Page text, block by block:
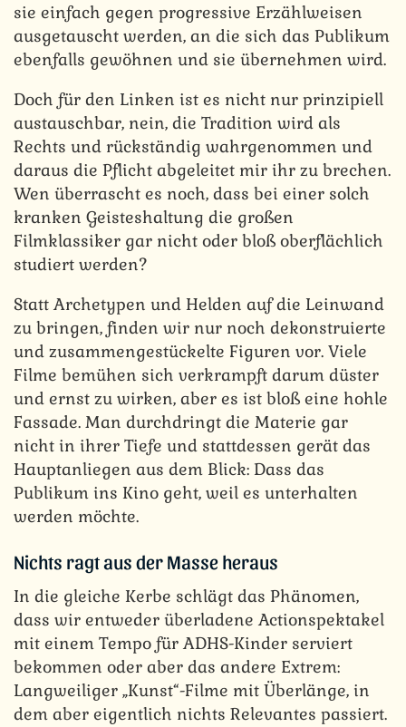
sie einfach gegen progressive Erzählweisen
ausgetauscht werden, an die sich das Publikum
ebenfalls gewöhnen und sie übernehmen wird.
Doch für den Linken ist es nicht nur prinzipiell
austauschbar, nein, die Tradition wird als
Rechts und rückständig wahrgenommen und
daraus die Pflicht abgeleitet mir ihr zu brechen.
Wen überrascht es noch, dass bei einer solch
kranken Geisteshaltung die großen
Filmklassiker gar nicht oder bloß oberflächlich
studiert werden?
Statt Archetypen und Helden auf die Leinwand
zu bringen, finden wir nur noch dekonstruierte
und zusammengestückelte Figuren vor. Viele
Filme bemühen sich verkrampft darum düster
und ernst zu wirken, aber es ist bloß eine hohle
Fassade. Man durchdringt die Materie gar
nicht in ihrer Tiefe und stattdessen gerät das
Hauptanliegen aus dem Blick: Dass das
Publikum ins Kino geht, weil es unterhalten
werden möchte.
Nichts ragt aus der Masse heraus
In die gleiche Kerbe schlägt das Phänomen,
dass wir entweder überladene Actionspektakel
mit einem Tempo für ADHS-Kinder serviert
bekommen oder aber das andere Extrem:
Langweiliger „Kunst“-Filme mit Überlänge, in
dem aber eigentlich nichts Relevantes passiert.